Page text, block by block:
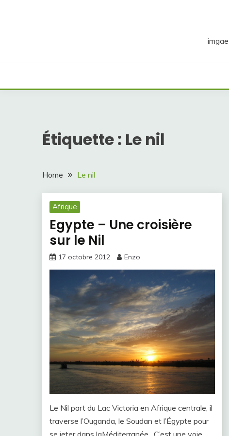
Étiquette : Le nil
Home Le nil
Afrique
Egypte – Une croisière
sur le Nil
17 octobre 2012 Enzo
Le Nil part du Lac Victoria en Afrique centrale, il
traverse l’Ouganda, le Soudan et l’Égypte pour
se jeter dans laMéditerranée. C’est une voie